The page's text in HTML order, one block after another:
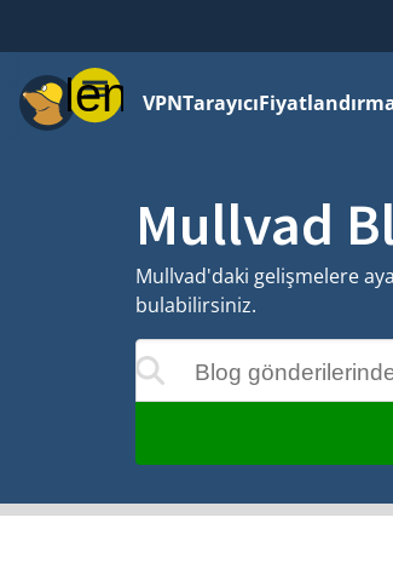
MenüVPNTarayıcı
Mullvad
Mullvad'daki gelişmelere
bulabilirsiniz.
Blog gönderilerinde ara
yazdıkça güncellenecektir